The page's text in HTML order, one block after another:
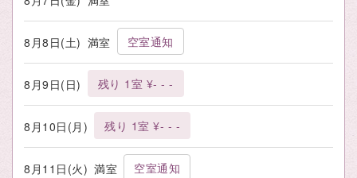
8月8日(土) 満室 空室通知
8月9日(日) 残り 1室 ¥- - -
8月10日(月) 残り 1室 ¥- - -
8月11日(火) 満室 空室通知